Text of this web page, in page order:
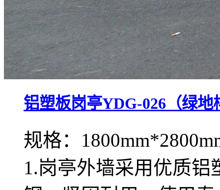
铝塑板岗亭YDG-026（绿地
规格：
1.岗亭外墙采用优质